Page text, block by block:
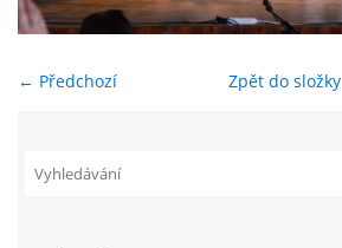
PROJEKTY
ENVIRONMENTÁLNÍ VÝCHOVA
← Předchozí Zpět do složky